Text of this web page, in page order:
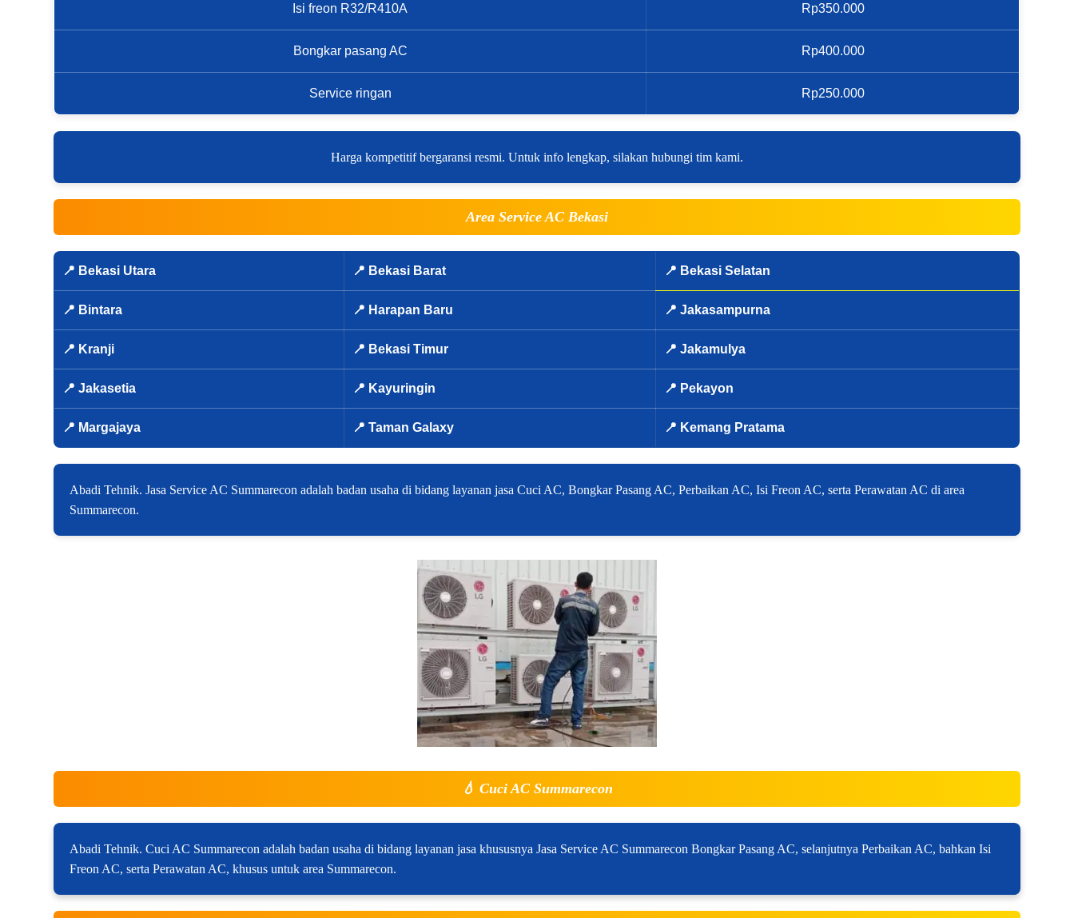
Isi freon R32/R410A Rp350.000
Bongkar pasang AC Rp400.000
Service ringan Rp250.000
Harga kompetitif bergaransi resmi. Untuk info lengkap, silakan hubungi tim kami.
Area Service AC Bekasi
📍 Bekasi Utara 📍 Bekasi Barat 📍 Bekasi Selatan
📍 Bintara 📍 Harapan Baru 📍 Jakasampurna
📍 Kranji 📍 Bekasi Timur 📍 Jakamulya
📍 Jakasetia 📍 Kayuringin 📍 Pekayon
📍 Margajaya 📍 Taman Galaxy 📍 Kemang Pratama
Abadi Tehnik. Jasa Service AC Summarecon adalah badan usaha di bidang layanan jasa Cuci AC, Bongkar Pasang AC, Perbaikan AC, Isi Freon AC, serta Perawatan AC di area
Summarecon.
💧 Cuci AC Summarecon
Abadi Tehnik. Cuci AC Summarecon adalah badan usaha di bidang layanan jasa khususnya Jasa Service AC Summarecon Bongkar Pasang AC, selanjutnya Perbaikan AC, bahkan Isi
Freon AC, serta Perawatan AC, khusus untuk area Summarecon.